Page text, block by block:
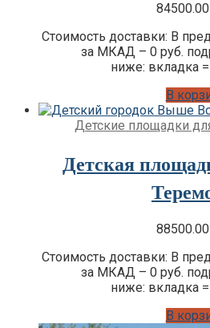
84500.00
Стоимость доставки: В
за МКАД – 0 руб.
ниже: вкладка
В
Детские площадки
Детская
88500.00
Стоимость доставки: В
за МКАД – 0 руб.
ниже: вкладка
В